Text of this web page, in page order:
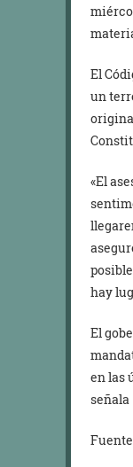
El
un
«El
hay
El
en las